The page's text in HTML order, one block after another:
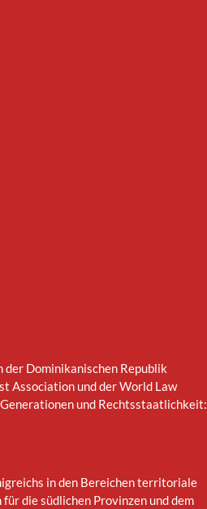
Dominikanischen Republik
Association und der World Law
und Rechtsstaatlichkeit:
in den Bereichen territoriale
die südlichen Provinzen und dem